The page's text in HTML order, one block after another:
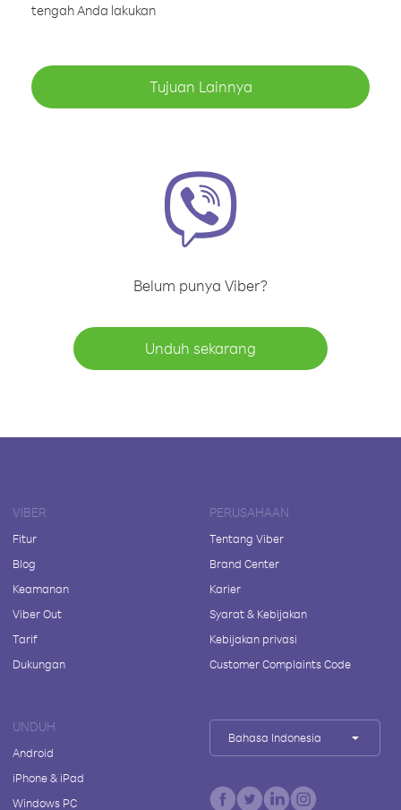
tengah Anda lakukan
Tujuan Lainnya
Belum punya Viber?
Unduh sekarang
VIBER
Fitur
Blog
Keamanan
Viber Out
Tarif
Dukungan
PERUSAHAAN
Tentang Viber
Brand Center
Karier
Syarat & Kebijakan
Kebijakan privasi
Customer Complaints Code
UNDUH
Android
iPhone & iPad
Windows PC
Bahasa Indonesia